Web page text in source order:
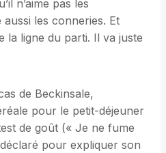
n’aime pas les
les conneries. Et
la ligne du parti. Il va juste
de Beckinsale,
pour le petit-déjeuner
de goût (« Je ne fume
pour expliquer son